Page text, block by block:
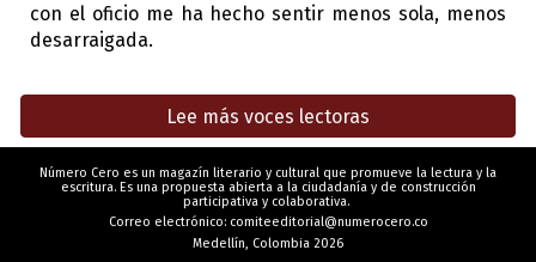
con el oficio me ha hecho sentir menos sola, menos
desarraigada.
Lee más voces lectoras
Número Cero es un magazín literario y cultural que promueve la lectura y la
escritura. Es una propuesta abierta a la ciudadanía y de construcción
participativa y colaborativa.
Correo electrónico: comiteeditorial@numerocero.co
Medellín, Colombia 2026